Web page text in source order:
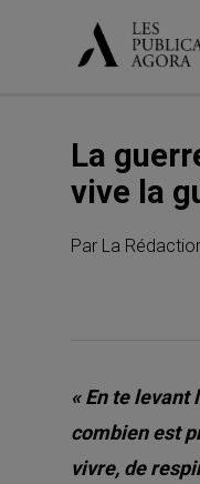
La
vive la
Par La
« En te
combien est
vivre, de